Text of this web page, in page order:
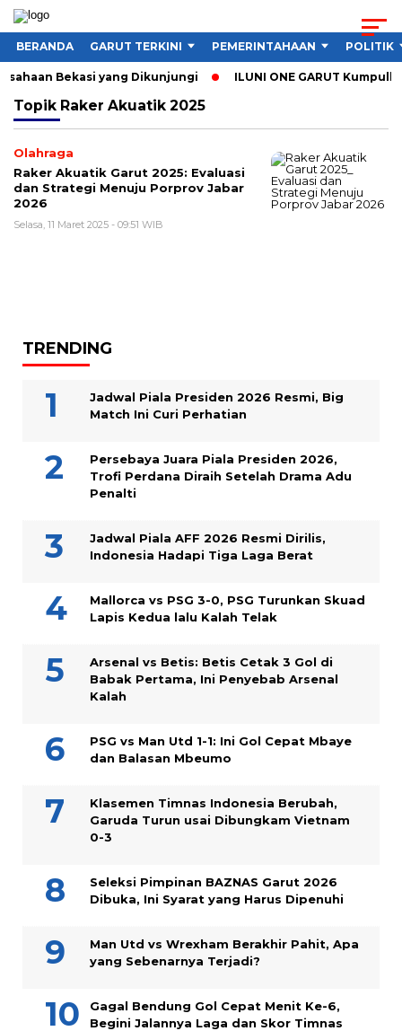
BERANDA GARUT TERKINI PEMERINTAHAAN POLITIK
Bekasi yang Dikunjungi ILUNI ONE GARUT
Topik Raker Akuatik 2025
Olahraga
Raker Akuatik Garut 2025: Evaluasi
dan Strategi Menuju Porprov Jabar
2026
Selasa, 11 Maret 2025 - 09:51 WIB
TRENDING
Jadwal Piala Presiden 2026 Resmi, Big
Match Ini Curi Perhatian
Persebaya Juara Piala Presiden 2026,
Trofi Perdana Diraih Setelah Drama Adu
Penalti
Jadwal Piala AFF 2026 Resmi Dirilis,
Indonesia Hadapi Tiga Laga Berat
Mallorca vs PSG 3-0, PSG Turunkan Skuad
Lapis Kedua lalu Kalah Telak
Arsenal vs Betis: Betis Cetak 3 Gol di
Babak Pertama, Ini Penyebab Arsenal
Kalah
PSG vs Man Utd 1-1: Ini Gol Cepat Mbaye
dan Balasan Mbeumo
Klasemen Timnas Indonesia Berubah,
Garuda Turun usai Dibungkam Vietnam
0-3
Seleksi Pimpinan BAZNAS Garut 2026
Dibuka, Ini Syarat yang Harus Dipenuhi
Man Utd vs Wrexham Berakhir Pahit, Apa
yang Sebenarnya Terjadi?
Gagal Bendung Gol Cepat Menit Ke-6,
Begini Jalannya Laga dan Skor Timnas